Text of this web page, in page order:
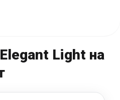
Light на